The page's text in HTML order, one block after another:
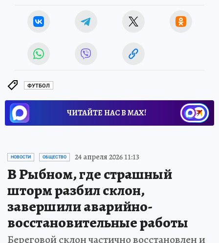
ФУТБОЛ
ЧИТАЙТЕ НАС В МАХ!
НОВОСТИ ОБЩЕСТВО 24 апреля 2026 11:13
В Рыбном, где страшный
шторм разбил склон,
завершили аварийно-
восстановительные работы
Береговой склон частично восстановлен и